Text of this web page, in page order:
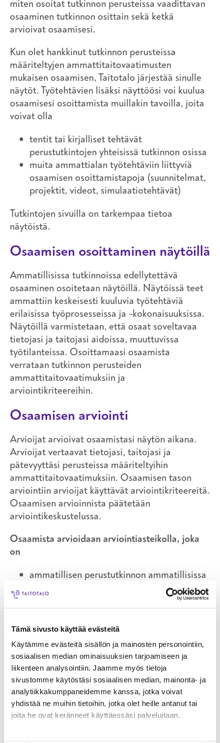
Tämä sivusto käyttää evästeitä
Käytämme evästeitä sisällön ja mainosten personointiin,
sosiaalisen median ominaisuuksien tarjoamiseen ja
liikenteen analysointiin. Jaamme myös tietoja
sivustomme käytöstäsi sosiaalisen median, mainonta- ja
analytiikkakumppaneidemme kanssa, jotka voivat
yhdistää ne muihin tietoihin, jotka olet heille antanut tai
joita he ovat keränneet käyttäessäsi palveluitaan.
miten osoitat tutkinnon perusteissa vaadittavan
osaaminen tutkinnon osittain sekä ketkä
arvioivat osaamisesi.
Kun olet hankkinut tutkinnon perusteissa
määriteltyjen ammattitaitovaatimusten
mukaisen osaamisen, Taitotalo järjestää sinulle
näytöt. Työtehtävien lisäksi näyttöösi voi kuulua
osaamisesi osoittamista muillakin tavoilla, joita
voivat olla
tentit tai kirjalliset tehtävät
perustutkintojen yhteisissä tutkinnon osissa
muita ammattialan työtehtäviin liittyviä
osaamisen osoittamistapoja (suunnitelmat,
projektit, videot, simulaatiotehtävät)
Tutkintojen sivuilla on tarkempaa tietoa
näytöistä.
Osaamisen osoittaminen näytöillä
Ammatillisissa tutkinnoissa edellytettävä
osaaminen osoitetaan näytöillä. Näytöissä teet
ammattiin keskeisesti kuuluvia työtehtäviä
erilaisissa työprosesseissa ja -kokonaisuuksissa.
Näytöillä varmistetaan, että osaat soveltavaa
tietojasi ja taitojasi aidoissa, muuttuvissa
työtilanteissa. Osoittamaasi osaamista
verrataan tutkinnon perusteiden
ammattitaitovaatimuksiin ja
arviointikriteereihin.
Osaamisen arviointi
Arvioijat arvioivat osaamistasi näytön aikana.
Arvioijat vertaavat tietojasi, taitojasi ja
pätevyyttäsi perusteissa määriteltyihin
ammattitaitovaatimuksiin. Osaamisen tason
arviointiin arvioijat käyttävät arviointikriteereitä.
Osaamisen arvioinnista päätetään
arviointikeskustelussa.
Osaamista arvioidaan arviointiasteikolla, joka
on
ammatillisen perustutkinnon ammatillisissa
ammatillisen perustutkinnon yhteisten
tutkinnon osien osa-alueissa 1–5 ja
yhteisissä tutkinnon osissa
hyväksytty/hylätty
mukautetussa arvioinnissa numeerisen
arvioinnin lisäksi sanallinen kuvaus
osaamisesta
ammattitutkinnon ja
erikoisammattitutkinnon tutkinnon osissa
hyväksytty/hylätty